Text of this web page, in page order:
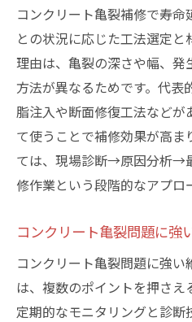
コンクリート亀裂補修で寿
との状況に応じた工法選定
理由は、亀裂の深さや幅、
方法が異なるためです。代
脂注入や断面修復工法などが
て使うことで補修効果が高ま
ては、現場診断→原因分析→
修作業という段階的なアプロ
コンクリート亀裂問題に強
コンクリート亀裂問題に強
は、複数のポイントを押さえ
定期的なモニタリングと診